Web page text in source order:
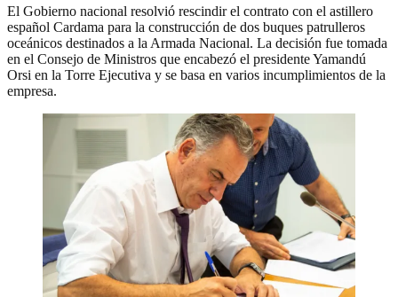
El Gobierno nacional resolvió rescindir el contrato con el astillero
español Cardama para la construcción de dos buques patrulleros
oceánicos destinados a la Armada Nacional. La decisión fue tomada
en el Consejo de Ministros que encabezó el presidente Yamandú
Orsi en la Torre Ejecutiva y se basa en varios incumplimientos de la
empresa.